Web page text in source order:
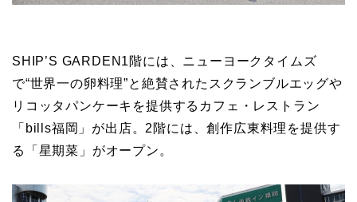
SHIP’S GARDEN1階には、ニューヨークタイムズ
で“世界一の卵料理”と絶賛されたスクランブルエッグや
リコッタパンケーキを提供するカフェ・レストラン
「bills福岡」が出店。2階には、創作広東料理を提供す
る「星期菜」がオープン。